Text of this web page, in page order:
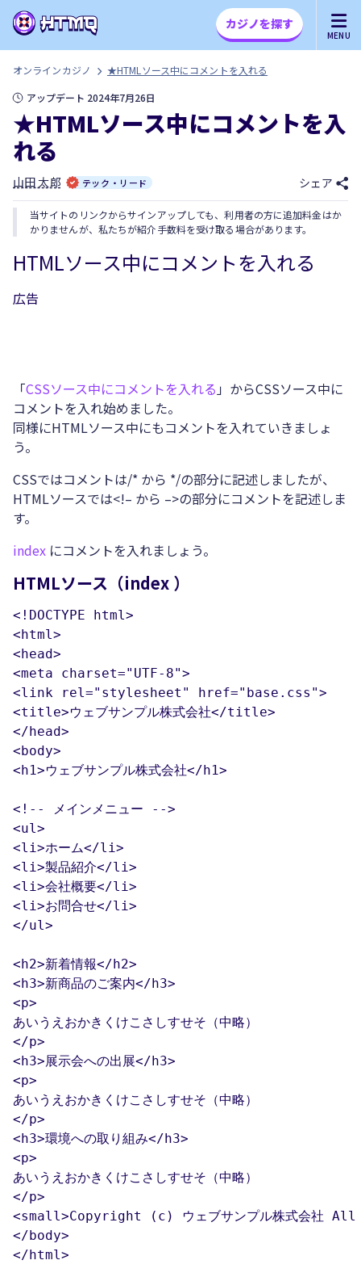
MENU
カジノを探す
オンラインカジノ
★HTMLソース中にコメントを入れる
アップデート 2024年7月26日
★HTMLソース中にコメントを入
れる
山田 太郎 テック・リード シェア
当サイトのリンクからサインアップしても、利用者の方に追加料金はか
かりませんが、私たちが紹介手数料を受け取る場合があります。
HTMLソース中にコメントを入れる
広告
「CSSソース中にコメントを入れる」からCSSソース中に
コメントを入れ始めました。
同様にHTMLソース中にもコメントを入れていきましょ
う。
CSSではコメントは/* から */の部分に記述しましたが、
HTMLソースでは<!– から –>の部分にコメントを記述しま
す。
index にコメントを入れましょう。
HTMLソース（index ）
<!DOCTYPE html>
<html>
<head>
<meta charset="UTF-8">
<link rel="stylesheet" href="base.css">
<title>ウェブサンプル株式会社</title>
</head>
<body>
<h1>ウェブサンプル株式会社</h1>
<!-- メインメニュー -->
<ul>
<li>ホーム</li>
<li>製品紹介</li>
<li>会社概要</li>
<li>お問合せ</li>
</ul>
<h2>新着情報</h2>
<h3>新商品のご案内</h3>
<p>
あいうえおかきくけこさしすせそ（中略）
</p>
<h3>展示会への出展</h3>
<p>
あいうえおかきくけこさしすせそ（中略）
</p>
<h3>環境への取り組み</h3>
<p>
あいうえおかきくけこさしすせそ（中略）
</p>
<small>Copyright (c) ウェブサンプル株式会社
</body>
</html>